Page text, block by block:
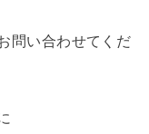
問い合わせてくだ